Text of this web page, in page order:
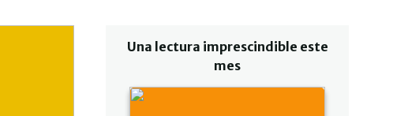
Una lectura imprescindible este
mes